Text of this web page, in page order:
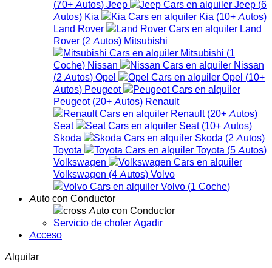
(70+Autos) Jeep Jeep (6
Autos) Kia Kia (10+Autos)
Land Rover
Land
Rover (2Autos) Mitsubishi
Mitsubishi (1
Coche) Nissan
Nissan
(2Autos) Opel Opel (10+
Autos) Peugeot
Peugeot (20+Autos) Renault
Renault (20+Autos)
Seat
Seat (10+Autos)
Skoda
Skoda (2Autos)
Toyota
Toyota (5Autos)
Volkswagen
Volkswagen (4Autos) Volvo
Volvo (1 Coche)
Auto con Conductor
Auto con Conductor
Servicio de chofer Agadir
Acceso
Alquilar